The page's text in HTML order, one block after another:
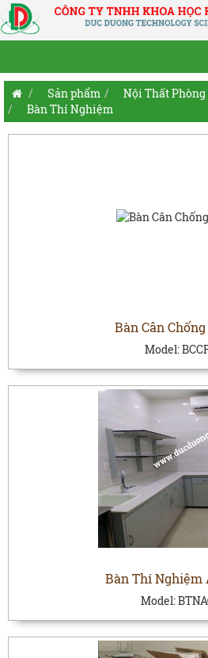
Sản phẩm
Nội Thất
Bàn Thí Nghiệm
Bàn Cân
Model:
Bàn Thí Nghiệm
Model: